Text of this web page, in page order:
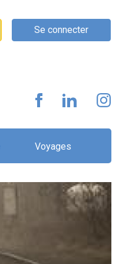
Se connecter
Voyages